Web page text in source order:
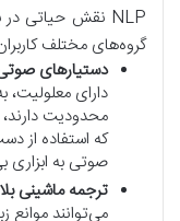
گروه‌های مختلف
دستیارهای
دارای معلولیت،
محدودیت
که استفاده از
صوتی به ابزاری
ترجمه ماشینی
می‌توانند موانع